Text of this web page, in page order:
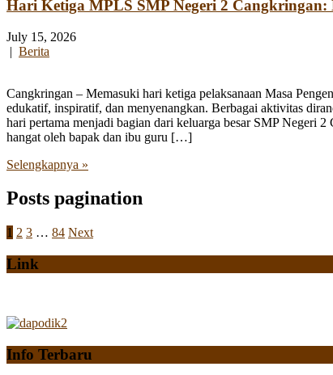
Hari Ketiga MPLS SMP Negeri 2
July 15, 2026
| Berita
Cangkringan – Memasuki hari ketiga pelaksanaan Masa
edukatif, inspiratif, dan menyenangkan. Berbagai aktivitas
hari pertama menjadi bagian dari keluarga besar SMP Negeri
hangat oleh bapak dan ibu guru […]
Selengkapnya »
Posts pagination
1 2 3 … 84 Next
Link
Info Terbaru